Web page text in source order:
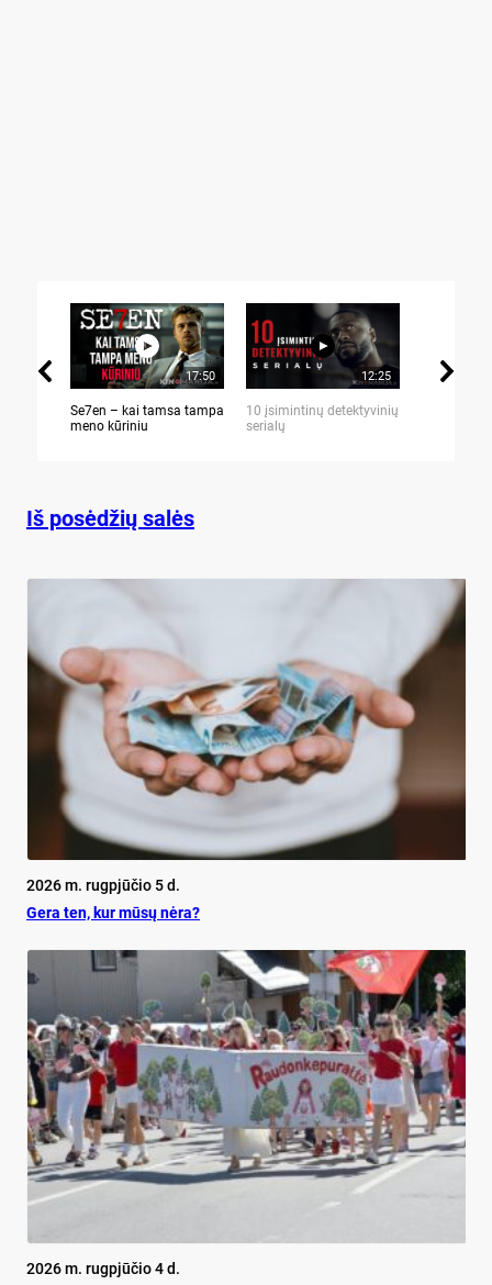
17:50
Se7en – kai tamsa tampa
meno kūriniu
12:25
10 įsimintinų detektyvinių
serialų
Iš posėdžių salės
2026 m. rugpjūčio 5 d.
Ge­ra ten, kur mū­sų nė­ra?
2026 m. rugpjūčio 4 d.